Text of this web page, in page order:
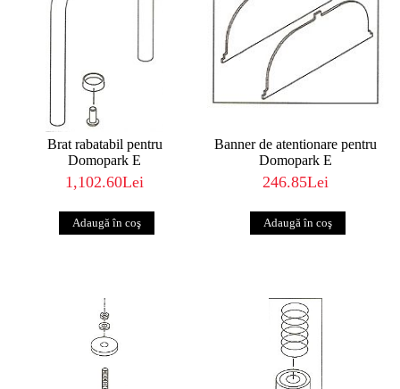
Brat rabatabil pentru
Domopark E
1,102.60Lei
Banner de atentionare pentru
Domopark E
246.85Lei